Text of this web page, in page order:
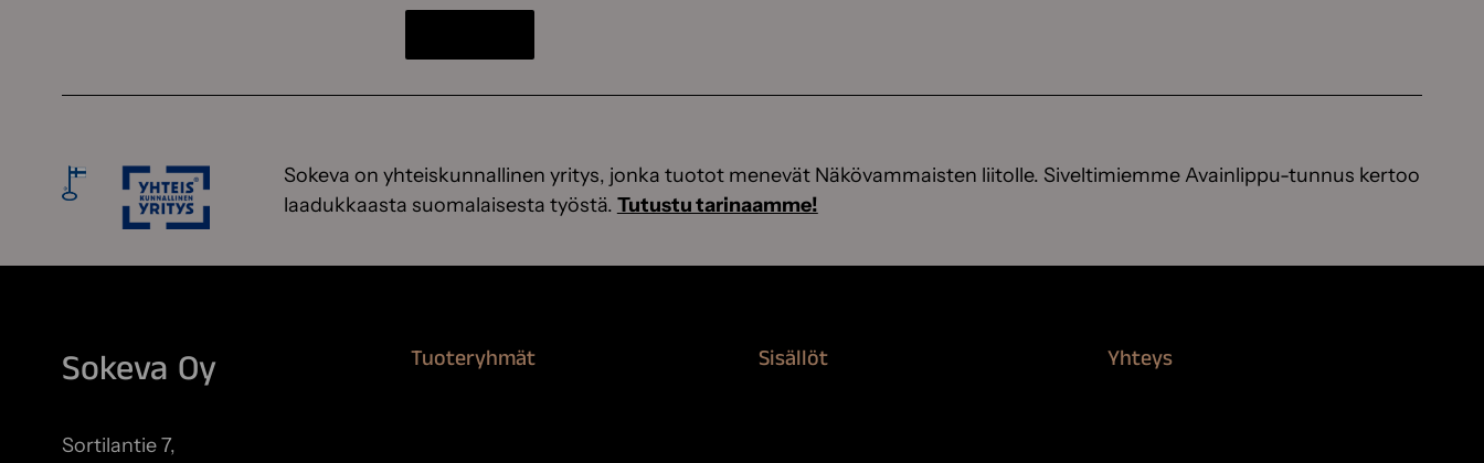
Sokeva on yhteiskunnallinen yritys, jonka tuotot menevät Näkövammaisten liitolle. Siveltimiemme Avainlippu-tunnus kertoo
laadukkaasta suomalaisesta työstä. Tutustu tarinaamme!
Sokeva Oy
Sortilantie 7,
Tuoteryhmät Sisällöt Yhteys